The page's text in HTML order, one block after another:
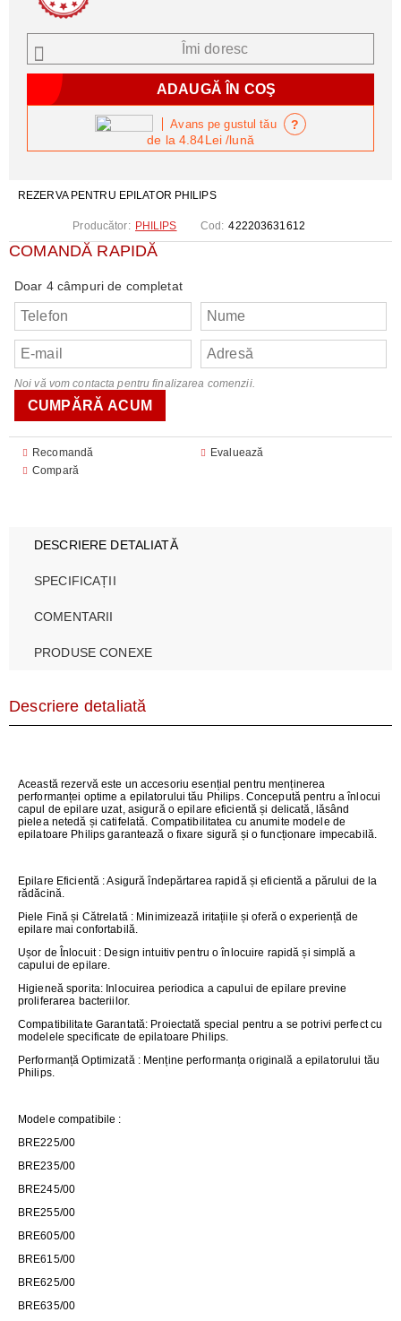
REZERVA PENTRU EPILATOR PHILIPS
Producător: PHILIPS Cod: 422203631612
COMANDĂ RAPIDĂ
Doar 4 câmpuri de completat
Noi vă vom contacta pentru finalizarea comenzii.
Recomandă
Evaluează
Compară
Îmi doresc
de la 4.84Lei/lună
Avans pe gustul tău ?
DESCRIERE DETALIATĂ
SPECIFICAȚII
COMENTARII
PRODUSE CONEXE
Descriere detaliată
Această rezervă este un accesoriu esențial pentru menținerea
performanței optime a epilatorului tău Philips. Concepută pentru aînlocui
capul deepilare uzat, asigurăoepilare eficientă și delicată, lăsând
pielea netedă și catifelată. Compatibilitatea cu anumite modele de
epilatoare Philipsgarantează o fixare sigură și ofuncționare impecabilă.
Epilare Eficientă :Asigură îndepărtarea rapidă și eficientă a părului de la
rădăcină.
Piele Fină și Cătrelată : Minimizează iritațiile și oferăoexperiență de
epilare mai confortabilă.
Ușor de Înlocuit : Designintuitiv pentru oînlocuire rapidă și simplă a
capului deepilare.
Higieneă sporita: Inlocuirea periodica a capului deepilare previne
proliferarea bacteriilor.
Compatibilitate Garantată: Proiectată special pentru a sepotrivi perfect cu
modelele specificate de epilatoare Philips.
Performanță Optimizată : Menține performanța originală a epilatorului tău
Philips.
Modele compatibile :
BRE225/00
BRE235/00
BRE245/00
BRE255/00
BRE605/00
BRE615/00
BRE625/00
BRE635/00